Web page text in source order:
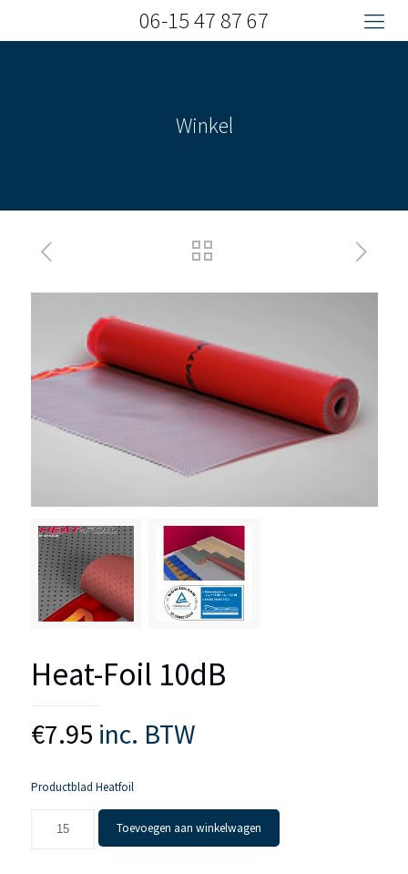
06-15 47 87 67
Winkel
Heat-Foil 10dB
€7.95 inc. BTW
Productblad Heatfoil
Toevoegen aan winkelwagen